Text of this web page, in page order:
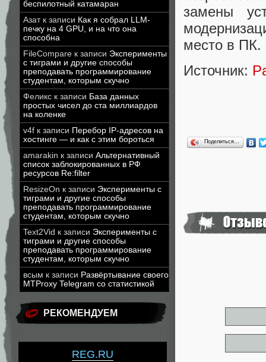
беспилотный катамаран
Азатк записи Как я собрал LLM-
печку на 4 GPU, и на что она
способна
FileCompare к записи Эксперименты
с тиграми и другие способы
преподавать программирование
студентам, которым скучно
Феликс к записи База данных
простых чисел до ста миллиардов
на коленке
v4f к записи Перебор IP-адресов на
хостинге — и как с этим бороться
amarakin к записи Альтернативный
список заблокированных в РФ
ресурсов Re:filter
ResizeOn к записи Эксперименты с
тиграми и другие способы
преподавать программирование
студентам, которым скучно
Text2Vid к записи Эксперименты с
тиграми и другие способы
преподавать программирование
студентам, которым скучно
всым к записи Развёртывание своего
MTProxy Telegram со статистикой
РЕКОМЕНДУЕМ
REG.RU
замены
место в ПК.
Источник:
Поделиться…